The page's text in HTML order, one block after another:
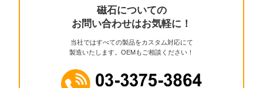
磁石についての
お問い合わせはお気軽に！
当社ではすべての製品をカスタム対応にて
製造いたします。OEMもご相談ください！